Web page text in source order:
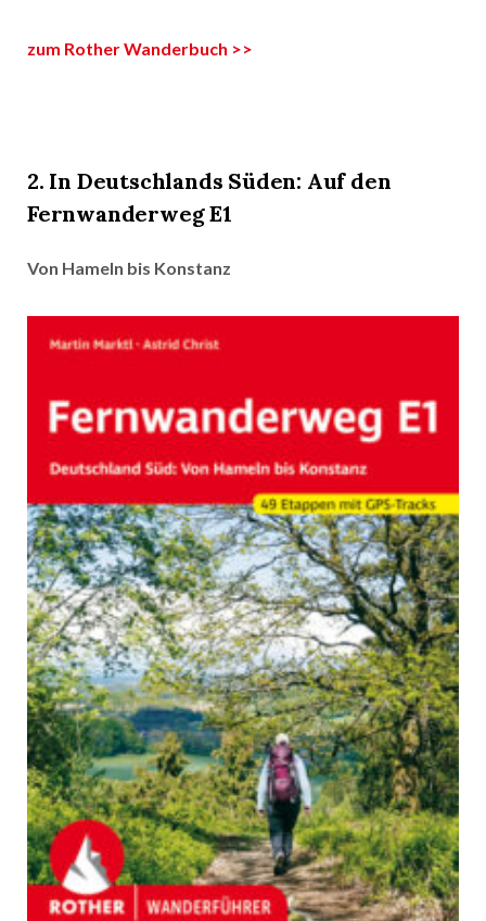
zum Rother Wanderbuch >>
2. In Deutschlands Süden: Auf den
Fernwanderweg E1
Von Hameln bis Konstanz